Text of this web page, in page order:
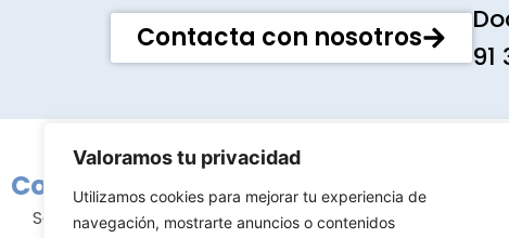
Valoramos tu privacidad
Utilizamos cookies para mejorar tu experiencia de
navegación, mostrarte anuncios o contenidos
Contacta con nosotros
91
Conócenos
Sobre nosotros
Cirugía